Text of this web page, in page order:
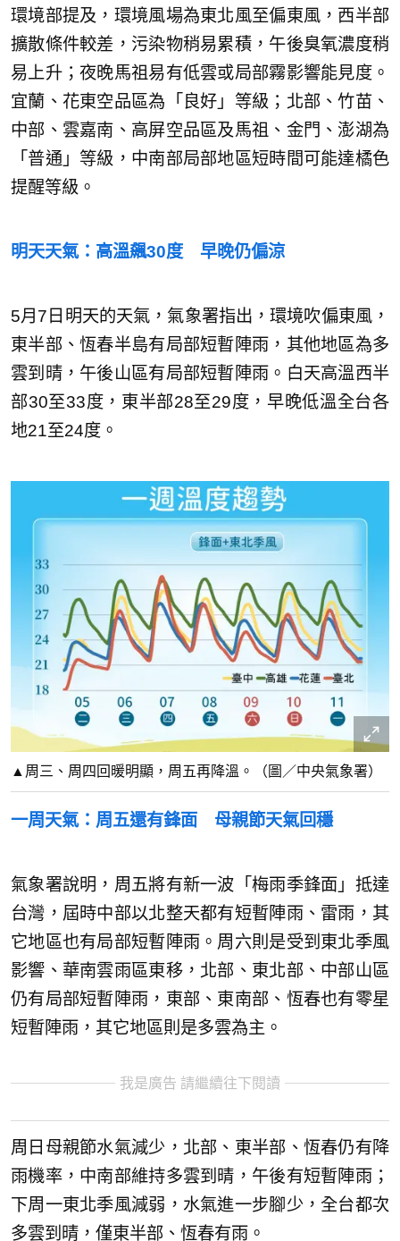
環境部提及，環境風場為東北風至偏東風，西半部
擴散條件較差，污染物稍易累積，午後臭氧濃度稍
易上升；夜晚馬祖易有低雲或局部霧影響能見度。
宜蘭、花東空品區為「良好」等級；北部、竹苗、
中部、雲嘉南、高屏空品區及馬祖、金門、澎湖為
「普通」等級，中南部局部地區短時間可能達橘色
提醒等級。
明天天氣：高溫飆30度 早晚仍偏涼
5月7日明天的天氣，氣象署指出，環境吹偏東風，
東半部、恆春半島有局部短暫陣雨，其他地區為多
雲到晴，午後山區有局部短暫陣雨。白天高溫西半
部30至33度，東半部28至29度，早晚低溫全台各
地21至24度。
▲周三、周四回暖明顯，周五再降溫。（圖／中央氣象署）
一周天氣：周五還有鋒面 母親節天氣回穩
氣象署說明，周五將有新一波「梅雨季鋒面」抵達
台灣，屆時中部以北整天都有短暫陣雨、雷雨，其
它地區也有局部短暫陣雨。周六則是受到東北季風
影響、華南雲雨區東移，北部、東北部、中部山區
仍有局部短暫陣雨，東部、東南部、恆春也有零星
短暫陣雨，其它地區則是多雲為主。
我是廣告 請繼續往下閱讀
周日母親節水氣減少，北部、東半部、恆春仍有降
雨機率，中南部維持多雲到晴，午後有短暫陣雨；
下周一東北季風減弱，水氣進一步腳少，全台都次
多雲到晴，僅東半部、恆春有雨。